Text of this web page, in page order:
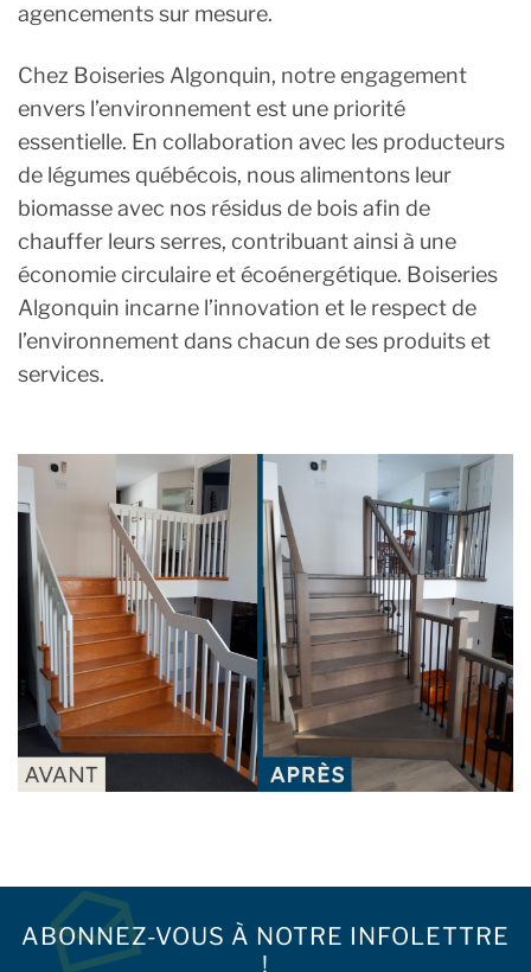
agencements sur mesure.
Chez Boiseries Algonquin, notre engagement
envers l’environnement est une priorité
essentielle. En collaboration avec les producteurs
de légumes québécois, nous alimentons leur
biomasse avec nos résidus de bois afin de
chauffer leurs serres, contribuant ainsi à une
économie circulaire et écoénergétique. Boiseries
Algonquin incarne l’innovation et le respect de
l’environnement dans chacun de ses produits et
services.
ABONNEZ-VOUS À NOTRE INFOLETTRE
!